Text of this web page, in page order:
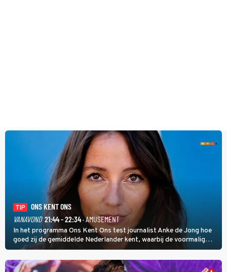
TIP
ONS KENT ONS
VANAVOND 21:44 - 22:34· AMUSEMENT
In het programma Ons Kent Ons test journalist Anke de Jong hoe
goed zij de gemiddelde Nederlander kent, waarbij de voormalig
hoofdredacteur van modebladen Glamour en Elle het samen met
rapper Keizer opneemt tegen Edson da Graça en Marc-Marie
Huijbregts.